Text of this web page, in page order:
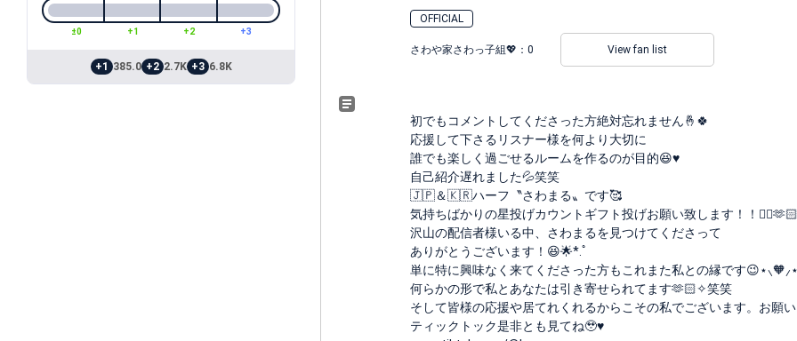
±0 +1 +2 +3
+1 385.0 +2 2.7K +3 6.8K
OFFICIAL
さわや家さわっ子組💖： 0 View fan list
初でもコメントしてくださった方絶対忘れません🤞🍀
応援して下さるリスナー様を何より大切に
誰でも楽しく過ごせるルームを作るのが目的😆♥️
自己紹介遅れました💦笑笑
🇯🇵＆🇰🇷ハーフ〝さわまる〟です🥰
気持ちばかりの星投げカウントギフト投げお願い致します！！🙇‍♂️🫶🏻
沢山の配信者様いる中、さわまるを見つけてくださって
ありがとうございます！😆🌟*.ﾟ
単に特に興味なく来てくださった方もこれまた私との縁です😉⋆⸜🧡⸝‍⋆
何らかの形で私とあなたは引き寄せられてます🫶🏻✧︎笑笑
そして皆様の応援や居てれくれるからこその私でございます。お願い
ティックトック是非とも見てね🥹♥️